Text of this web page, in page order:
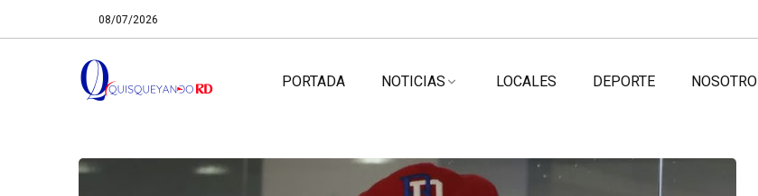
08/07/2026
PORTADA NOTICIAS LOCALES DEPORTE NOSOTRO